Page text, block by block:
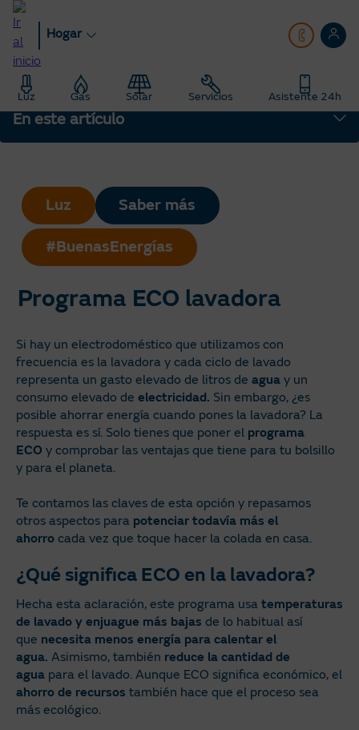
Pasar
contenido
principal
Hogar
Luz Gas Solar Servicios Asistente 24h
Hogar
Blog
Saber Más: Te enseñamos todo sobre energía
Programa ECO lavadora
Luz Saber más
#BuenasEnergías
Programa ECO lavadora
En este artículo
Si hay un electrodoméstico que utilizamos con
frecuencia es la lavadora y cada ciclo de lavado
representa un gasto elevado de litros de agua y un
consumo elevado de electricidad. Sin embargo, ¿es
posible ahorrar energía cuando pones la lavadora? La
respuesta es sí. Solo tienes que poner el programa
ECO y comprobar las ventajas que tiene para tu bolsillo
y para el planeta.
Te contamos las claves de esta opción y repasamos
otros aspectos para potenciar todavía más el
ahorro cada vez que toque hacer la colada en casa.
¿Qué significa ECO en la lavadora?
Hecha esta aclaración, este programa usa temperaturas
de lavado y enjuague más bajas de lo habitual así
que necesita menos energía para calentar el
agua. Asimismo, también reduce la cantidad de
agua para el lavado. Aunque ECO significa económico, el
ahorro de recursos también hace que el proceso sea
más ecológico.